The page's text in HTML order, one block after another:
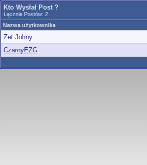
Kto Wysłał Post ?
Łącznie Postów: 2
Nazwa użytkownika
Zet Johny
CzarnyEZG